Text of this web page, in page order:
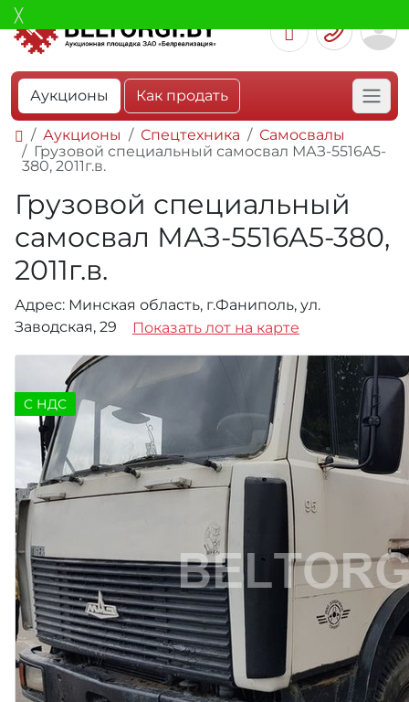
Аукционы Как продать
Аукционы Спецтехника
Самосвалы
Грузовой специальный самосвал МАЗ-5516A5-
380, 2011г.в.
Грузовой специальный
самосвал МАЗ-5516A5-380,
2011г.в.
Адрес: Минская область, г.Фаниполь, ул.
Заводская, 29
Показать лот на карте
C НДС